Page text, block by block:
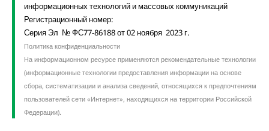
информационных технологий и массовых коммуникаций
Регистрационный номер:
Серия Эл № ФС77-86188 от 02 ноября 2023 г.
Политика конфиденциальности
На информационном ресурсе применяются рекомендательные технологии
(информационные технологии предоставления информации на основе
сбора, систематизации и анализа сведений, относящихся к предпочтениям
пользователей сети «Интернет», находящихся на территории Российской
Федерации).